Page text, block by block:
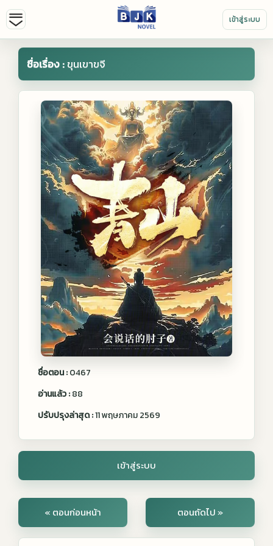
เข้าสู่ระบบ
ชื่อเรื่อง :ขุนเขาขจี
ชื่อตอน :0467
อ่านแล้ว :88
ปรับปรุงล่าสุด :11 พฤษภาคม 2569
เข้าสู่ระบบ
« ตอนก่อนหน้า ตอนถัดไป »